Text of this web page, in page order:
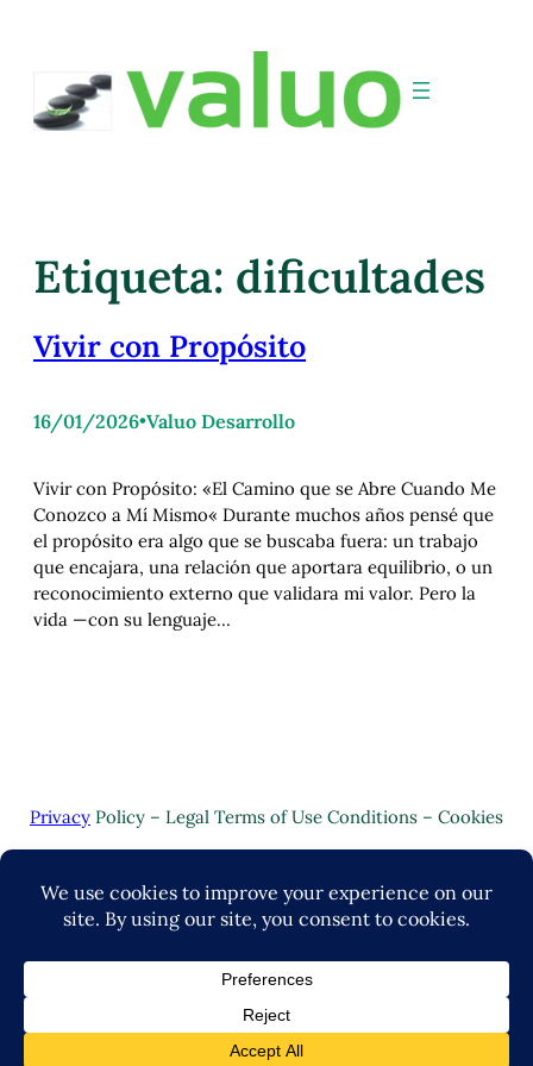
Etiqueta: dificultades
Vivir con Propósito
16/01/2026•Valuo Desarrollo
Vivir con Propósito: «El Camino que se Abre Cuando Me
Conozco a Mí Mismo« Durante muchos años pensé que
el propósito era algo que se buscaba fuera: un trabajo
que encajara, una relación que aportara equilibrio, o un
reconocimiento externo que validara mi valor. Pero la
vida —con su lenguaje…
Privacy Policy – Legal Terms of Use Conditions – Cookies
Copyright © 2024 | Valuo Desarrollo by